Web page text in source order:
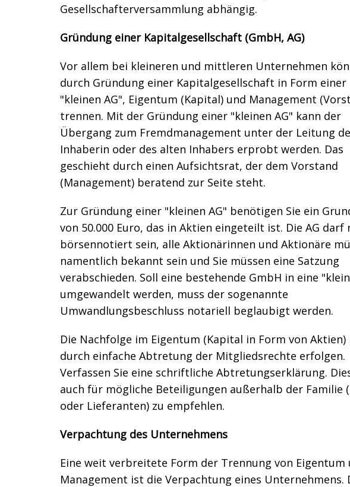
Gesellschafterversammlung abhängig.
Gründung einer Kapitalgesellschaft (GmbH, AG)
Vor allem bei kleineren und mittleren Unternehmen
durch Gründung einer Kapitalgesellschaft in Form einer
"kleinen AG", Eigentum (Kapital) und Management
trennen. Mit der Gründung einer "kleinen AG" kann der
Übergang zum Fremdmanagement unter der Leitung
Inhaberin oder des alten Inhabers erprobt werden. Das
geschieht durch einen Aufsichtsrat, der dem Vorstand
(Management) beratend zur Seite steht.
Zur Gründung einer "kleinen AG" benötigen Sie ein
von 50.000 Euro, das in Aktien eingeteilt ist. Die AG darf
börsennotiert sein, alle Aktionärinnen und Aktionäre
namentlich bekannt sein und Sie müssen eine Satzung
verabschieden. Soll eine bestehende GmbH in eine
umgewandelt werden, muss der sogenannte
Umwandlungsbeschluss notariell beglaubigt werden.
Die Nachfolge im Eigentum (Kapital in Form von Aktien)
durch einfache Abtretung der Mitgliedsrechte erfolgen.
Verfassen Sie eine schriftliche Abtretungserklärung.
auch für mögliche Beteiligungen außerhalb der Familie
oder Lieferanten) zu empfehlen.
Verpachtung des Unternehmens
Eine weit verbreitete Form der Trennung von Eigentum
Management ist die Verpachtung eines Unternehmens.